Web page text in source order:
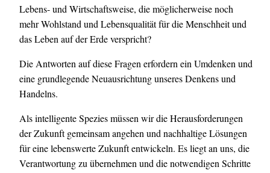
Lebens- und Wirtschaftsweise, die möglicherweise noch
mehr Wohlstand und Lebensqualität für die Menschheit und
das Leben auf der Erde verspricht?
Die Antworten auf diese Fragen erfordern ein Umdenken und
eine grundlegende Neuausrichtung unseres Denkens und
Handelns.
Als intelligente Spezies müssen wir die Herausforderungen
der Zukunft gemeinsam angehen und nachhaltige Lösungen
für eine lebenswerte Zukunft entwickeln. Es liegt an uns, die
Verantwortung zu übernehmen und die notwendigen Schritte